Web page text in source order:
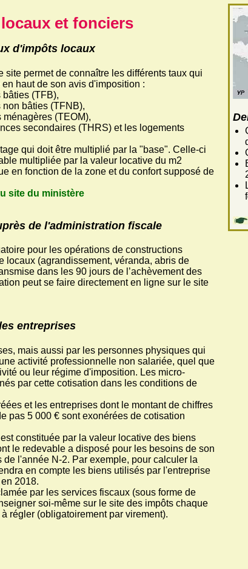
et fonciers
d'impôts locaux
site permet de connaître les différents taux qui
haut de son avis d'imposition :
bâties (TFB),
bâties (TFNB),
ménagères (TEOM),
secondaires (THRS) et les logements
qui doit être multiplié par la "base". Celle-ci
multipliée par la valeur locative du m2
en fonction de la zone et du confort supposé de
site du ministère
de l'administration fiscale
pour les opérations de constructions
locaux (agrandissement, véranda, abris de
dans les 90 jours de l’achèvement des
peut se faire directement en ligne sur le site
entreprises
mais aussi par les personnes physiques qui
activité professionnelle non salariée, quel que
ou leur régime d'imposition. Les micro-
par cette cotisation dans les conditions de
et les entreprises dont le montant de chiffres
pas 5 000 € sont exonérées de cotisation
constituée par la valeur locative des biens
le redevable a disposé pour les besoins de son
l'année N-2. Par exemple, pour calculer la
en compte les biens utilisés par l'entreprise
2018.
par les services fiscaux (sous forme de
soi-même sur le site des impôts chaque
régler (obligatoirement par virement).